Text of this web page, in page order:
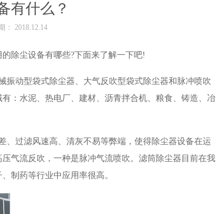
有什么？
： 2018.12.14
除尘设备有哪些?下面来了解一下吧!
振动型袋式除尘器、大气反吹型袋式除尘器和脉冲喷吹
：水泥、热电厂、建材、沥青拌合机、粮食、铸造、冶
、过滤风速高、清灰不易等弊端，使得除尘器设备在运
气流反吹，一种是脉冲气流喷吹。滤筒除尘器目前在我
制药等行业中应用率很高。